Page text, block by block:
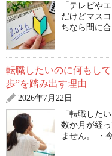
「テレビや
だけどマス
ちなら間に合
転職したいのに何もし
歩”を踏み出す理由
2026年7月22日
「転職した
数か月が経
ません。 ・今